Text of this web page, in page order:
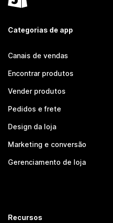
Categorias de app
Canais de vendas
Encontrar produtos
Vender produtos
Pedidos e frete
Design da loja
Marketing e conversão
Gerenciamento de loja
Recursos